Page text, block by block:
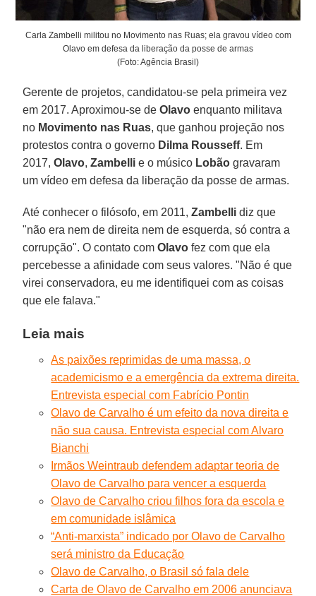
Carla Zambelli militou no Movimento nas Ruas; ela gravou vídeo com
Olavo em defesa da liberação da posse de armas
(Foto: Agência Brasil)
Gerente de projetos, candidatou-se pela primeira vez
em 2017. Aproximou-se deOlavo enquanto militava
no Movimento nas Ruas, que ganhou projeção nos
protestos contra o governo Dilma Rousseff. Em
2017,Olavo,Zambelli e o músico Lobão gravaram
um vídeo em defesa da liberação da posse de armas.
Até conhecer o filósofo, em 2011,Zambelli diz que
"não era nem de direita nem de esquerda, só contra a
corrupção". O contato comOlavo fez com que ela
percebesse a afinidade com seus valores. "Não é que
virei conservadora, eu me identifiquei com as coisas
que ele falava."
Leia mais
As paixões reprimidas de uma massa, o
academicismo e a emergência da extrema direita.
Entrevista especial com Fabrício Pontin
Olavo de Carvalho é um efeito da nova direita e
não sua causa. Entrevista especial com Alvaro
Bianchi
Irmãos Weintraub defendem adaptar teoria de
Olavo de Carvalho para vencer a esquerda
Olavo de Carvalho criou filhos fora da escola e
em comunidade islâmica
“Anti-marxista” indicado por Olavo de Carvalho
será ministro da Educação
Olavo de Carvalho, o Brasil só fala dele
Carta de Olavo de Carvalho em 2006 anunciava